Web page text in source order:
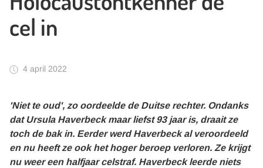
cel in
4 april 2022
'Niet te oud', zo oordeelde de Duitse rechter. Ondanks
dat Ursula Haverbeck maar liefst 93 jaar is, draait ze
toch de bak in. Eerder werd Haverbeck al veroordeeld
en nu heeft ze ook het hoger beroep verloren. Ze krijgt
nu weer een halfjaar celstraf. Haverbeck leerde niets